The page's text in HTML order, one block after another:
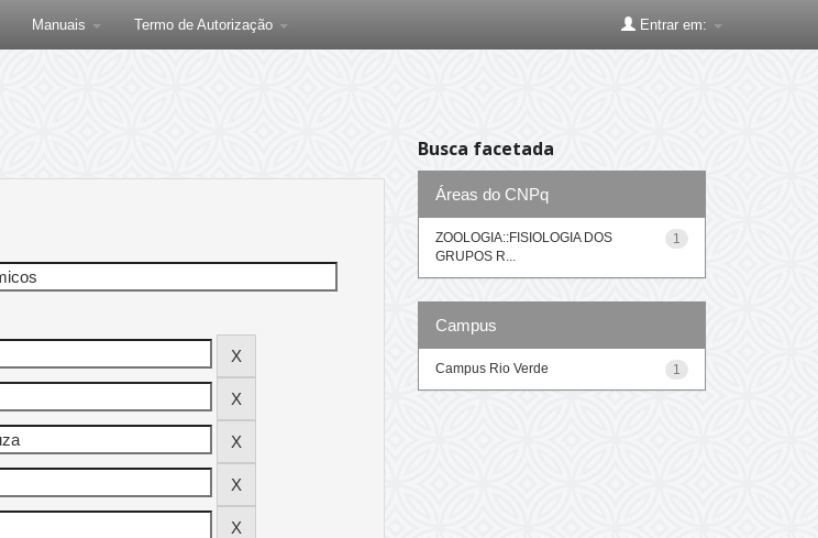
Manuais Termo de Autorização Entrar em:
Busca facetada
Áreas do CNPq
1
ZOOLOGIA::FISIOLOGIA DOS
GRUPOS R...
Campus
1
Campus Rio Verde